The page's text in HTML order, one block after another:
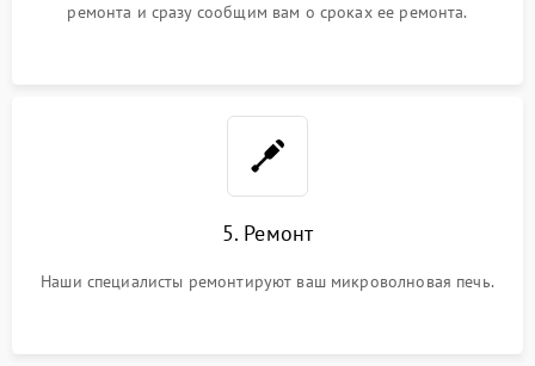
ремонта и сразу сообщим вам о сроках ее ремонта.
5. Ремонт
Наши специалисты ремонтируют ваш микроволновая печь.